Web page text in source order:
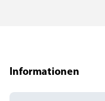
Informationen